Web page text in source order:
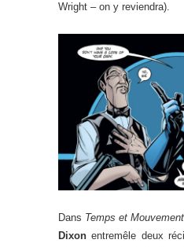
Wright – on y reviendra).
Dans Temps et Mouvement
Dixon entremêle deux